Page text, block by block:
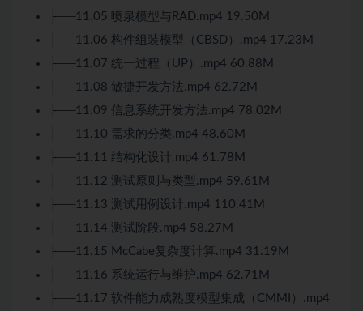
├──11.05 喷泉模型与RAD.mp4 19.50M
├──11.06 构件组装模型（CBSD）.mp4 17.23M
├──11.07 统一过程（UP）.mp4 60.88M
├──11.08 敏捷开发方法.mp4 62.72M
├──11.09 信息系统开发方法.mp4 78.02M
├──11.10 需求的分类.mp4 48.60M
├──11.11 结构化设计.mp4 61.78M
├──11.12 测试原则与类型.mp4 59.61M
├──11.13 测试用例设计.mp4 110.41M
├──11.14 测试阶段.mp4 58.27M
├──11.15 McCabe复杂度计算.mp4 31.19M
├──11.16 系统运行与维护.mp4 62.71M
├──11.17 软件能力成熟度模型集成（CMMI）.mp4